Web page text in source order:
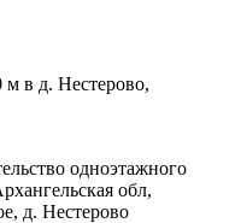
в д. Нестерово,
одноэтажного
обл,
д. Нестерово